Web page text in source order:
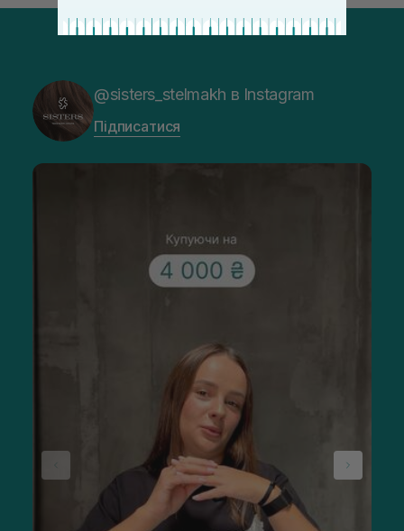
@sisters_stelmakh в Instagram
Підписатися